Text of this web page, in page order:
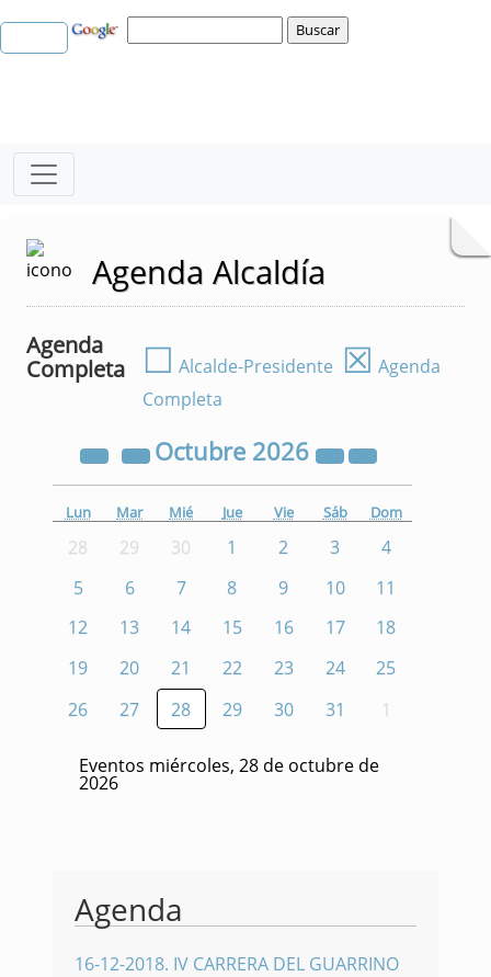
Agenda Alcaldía
Agenda
Completa
☐ Alcalde-Presidente ☒ Agenda
Completa
Octubre 2026
Lun Mar Mié Jue Vie Sáb Dom
28 29 30 1 2 3
4
5
6 7 8 9 10
11
12
13 14 15 16 17
18
19
20 21 22 23 24
25
26
27 28 29 30 31 1
Eventos miércoles, 28 de octubre de
2026
Agenda
16-12-2018. IV CARRERA DEL GUARRINO